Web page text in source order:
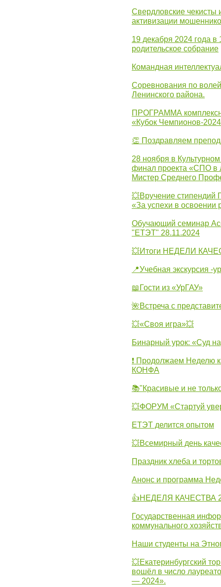
Свердловские
активизации
19 декабря 2024 года
родительское собрание
Командная
Соревнования по
Ленинского района.
ПРОГРАММА
«Кубок Чемпионов-
👏 Поздравляем
28 ноября в
финал проекта «СПО в
Мистер Среднего
💥Вручение стипендий
«За успехи в освоении
Обучающий семинар
"ЕТЭТ" 28.11.2024
💥Итоги НЕДЕЛИ
📍Учебная экскурсия -
📖Гости из «УрГАУ»
🌺Встреча с
💥«Своя игра»💥
Бинарный урок: «Суд
❗ Продолжаем Неделю
КОНФА
📚"Красивые и не
💥ФОРУМ «Стартуй
ЕТЭТ делится опытом
💥Всемирный день
Праздник хлеба и
Анонс и программа
👍НЕДЕЛЯ КАЧЕСТВА
Государственная
коммунального
Наши студенты на
💥Екатеринбургский
вошёл в число
— 2024».